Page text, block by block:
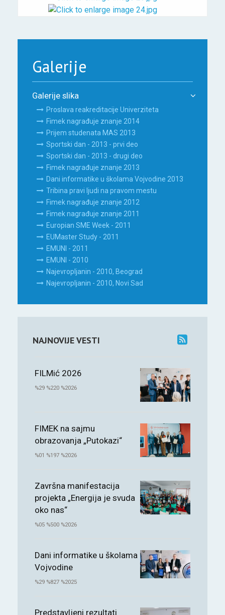
Galerije
Galerije slika
Proslava reakreditacije Univerziteta
Fimek nagrađuje znanje 2014
Prijem studenata MAS 2013
Sportski dan - 2013 - prvi deo
Sportski dan - 2013 - drugi deo
Fimek nagrađuje znanje 2013
Dani informatike u školama Vojvodine 2013
Tribina pravi ljudi na pravom mestu
Fimek nagrađuje znanje 2012
Fimek nagrađuje znanje 2011
Europian SME Week - 2011
EUMaster Study - 2011
EMUNI - 2011
EMUNI - 2010
Najevropljanin - 2010, Beograd
Najevropljanin - 2010, Novi Sad
NAJNOVIJE VESTI
FILMić 2026
%29 %220 %2026
FIMEK na sajmu
obrazovanja „Putokazi“
%01 %197 %2026
Završna manifestacija
projekta „Energija je svuda
oko nas“
%05 %500 %2026
Dani informatike u školama
Vojvodine
%29 %827 %2025
Predstavljeni rezultati